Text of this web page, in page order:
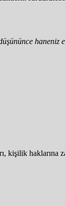
haneniz
kişilik